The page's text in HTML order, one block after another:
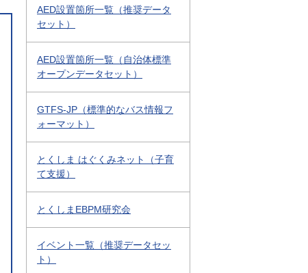
AED設置箇所一覧（推奨データ
セット）
AED設置箇所一覧（自治体標準
オープンデータセット）
GTFS-JP（標準的なバス情報フ
ォーマット）
とくしま はぐくみネット（子育
て支援）
とくしまEBPM研究会
イベント一覧（推奨データセッ
ト）